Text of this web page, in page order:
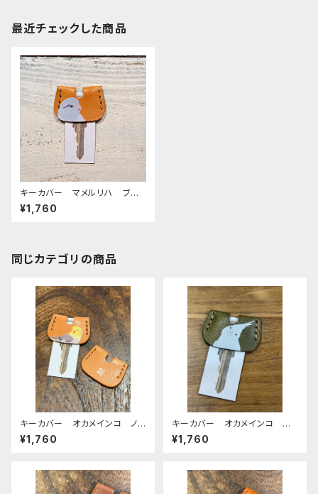
最近チェックした商品
キーカバー マメルリハ ブル
ー Camel キャメル 栃木レ
ザー
¥1,760
同じカテゴリの商品
キーカバー オカメインコ ノ
ーマル ヌメ おかめいんこ
¥1,760
キーカバー オカメインコ ア
ルビノ Green グリーン ぽ
わんシリーズ おかめいんこ
¥1,760